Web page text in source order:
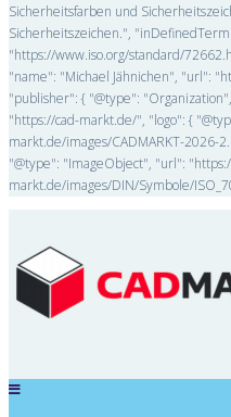
Sicherheitsfarben und
Sicherheitszeichen.",
"https://www.iso.org/standard/
"name": "Michael Jähnichen", "url":
"publisher": { "@type":
"https://cad-markt.de/", "logo": {
markt.de/images/CADMARKT-2026-
"@type": "ImageObject", "url":
markt.de/images/DIN/Symbole/